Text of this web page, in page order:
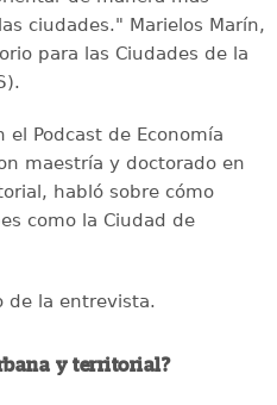
ciudades." Marielos Marín,
para las Ciudades de la
Podcast de Economía
maestría y doctorado en
habló sobre cómo
como la Ciudad de
de la entrevista.
y territorial?